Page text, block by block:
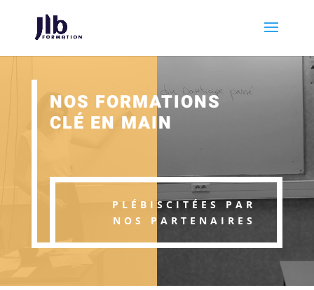
NOS FORMATIONS
CLÉ EN MAIN
PLÉBISCITÉES PAR
NOS PARTENAIRES